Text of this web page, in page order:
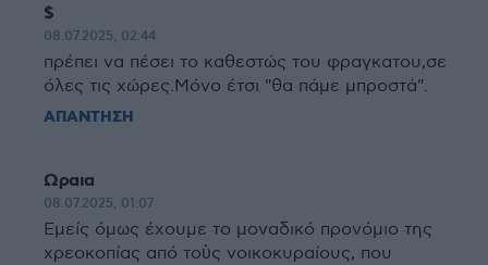
$
08.07.2025, 02:44
πρέπει να πέσει το καθεστώς του φραγκατου,σε
όλες τις χώρες.Μόνο έτσι "θα πάμε μπροστά".
ΑΠΑΝΤΗΣΗ
Ωραια
08.07.2025, 01:07
Εμείς όμως έχουμε το μοναδικό προνόμιο της
χρεοκοπίας από τοὺς νοικοκυραίους, που